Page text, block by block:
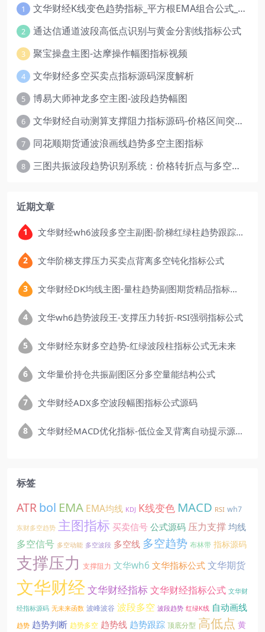
1 文华财经K线变色趋势指标_平方根EMA组合公式_红绿波段操盘指标源码
2 通达信通道波段高低点识别与黄金分割线指标公式
3 聚宝操盘主图-达摩操作幅图指标视频
4 文华财经多空买卖点指标源码深度解析
5 博易大师神龙多空主图-波段趋势幅图
6 文华财经自动测算支撑阻力指标源码-价格区间突破多空
7 同花顺期货通波浪画线趋势多空主图指标
8 三图共振波段趋势识别系统：价格转折点与多空动能分析
近期文章
文华财经wh6波段多空主副图-阶梯红绿柱趋势跟踪指标公式
文华阶梯支撑压力买卖点背离多空钝化指标公式
文华财经DK均线主图-量柱趋势副图期货精品指标公式
文华wh6趋势波段王-支撑压力转折-RSI强弱指标公式
文华财经东财多空趋势-红绿波段柱指标公式无未来
文华量价持仓共振副图区分多空量能结构公式
文华财经ADX多空波段幅图指标公式源码
文华财经MACD优化指标-低位金叉背离自动提示源码
标签
ATRbol EMA EMA均线 KDJ K线变色 MACD RSI wh7
东财多空趋势 主图指标 买卖信号公式源码 压力支撑 均线
多空信号 多空动能 多空波段 多空线 多空趋势 布林带 指标源码
支撑压力 支撑阻力 文华wh6 文华指标公式文华期货
文华财经文华财经指标文华财经指标公式 文华财
经指标源码 无未来函数 波峰波谷 波段多空 波段趋势 红绿K线 自动画线
趋势 趋势判断 趋势多空 趋势线 趋势跟踪 顶底分型 高低点 黄